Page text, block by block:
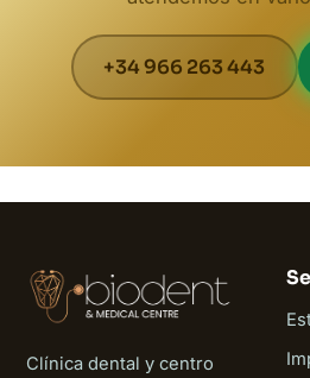
+34 966 263 443
Clínica dental y centro